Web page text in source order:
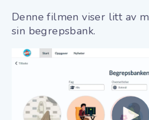
Denne filmen viser litt av
sin begrepsbank.